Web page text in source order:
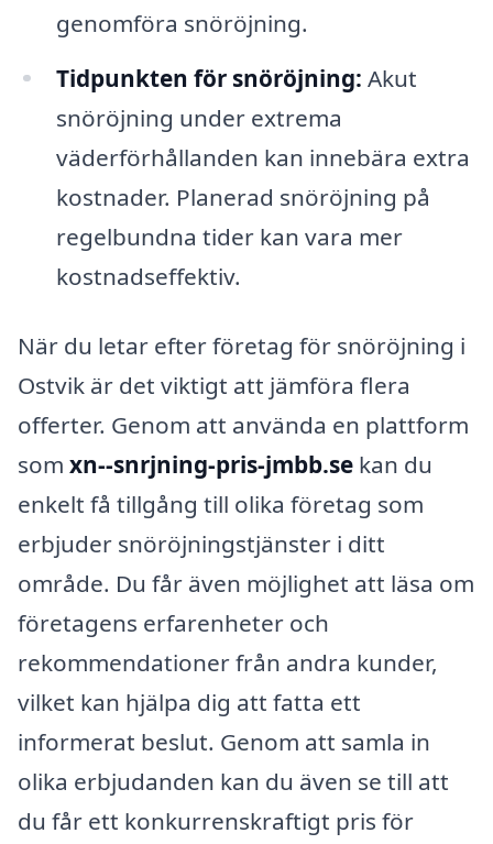
genomföra snöröjning.
Tidpunkten för snöröjning: Akut
snöröjning under extrema
väderförhållanden kan innebära extra
kostnader. Planerad snöröjning på
regelbundna tider kan vara mer
kostnadseffektiv.
När du letar efter företag för snöröjning i
Ostvik är det viktigt att jämföra flera
offerter. Genom att använda en plattform
som xn--snrjning-pris-jmbb.se kan du
enkelt få tillgång till olika företag som
erbjuder snöröjningstjänster i ditt
område. Du får även möjlighet att läsa om
företagens erfarenheter och
rekommendationer från andra kunder,
vilket kan hjälpa dig att fatta ett
informerat beslut. Genom att samla in
olika erbjudanden kan du även se till att
du får ett konkurrenskraftigt pris för